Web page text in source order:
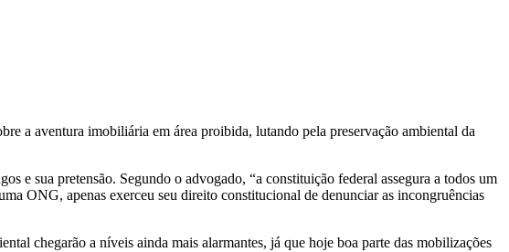
a aventura imobiliária em área proibida, lutando pela preservação ambiental da
e sua pretensão. Segundo o advogado, “a constituição federal assegura a todos um
ONG, apenas exerceu seu direito constitucional de denunciar as incongruências
chegarão a níveis ainda mais alarmantes, já que hoje boa parte das mobilizações